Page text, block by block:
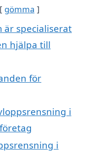
gömma
är specialiserat
hjälpa till
för
i
i